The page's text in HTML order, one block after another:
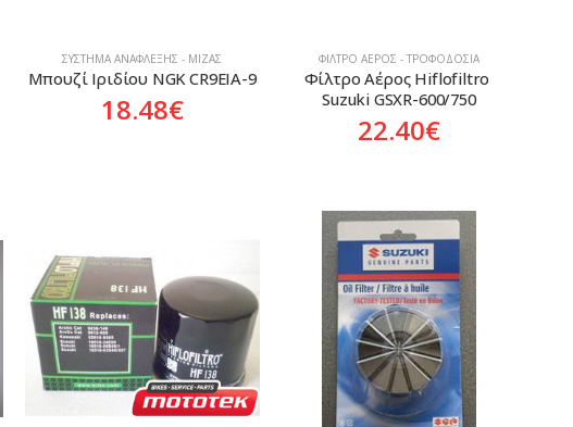
ΣΎΣΤΗΜΑ ΑΝΆΦΛΕΞΗΣ - ΜΊΖΑΣ
Μπουζί Ιριδίου NGK CR9EIA-9
18.48€
ΦΊΛΤΡΟ ΑΈΡΟΣ - ΤΡΟΦΟΔΟΣΊΑ
Φίλτρο Αέρος Hiflofiltro
Suzuki GSXR-600/750
22.40€